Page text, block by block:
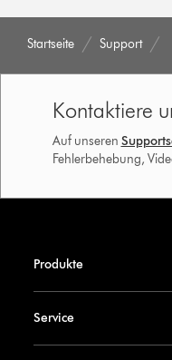
Startseite Support
Kontaktiere
Auf unseren
Fehlerbehebung,
Produkte
Service